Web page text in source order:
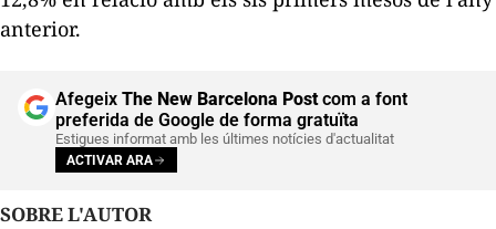
anterior.
Afegeix The New Barcelona Postcom a font
preferida de Google de forma gratuïta
Estigues informat amb les últimes notícies d'actualitat
ACTIVAR ARA
SOBRE L'AUTOR